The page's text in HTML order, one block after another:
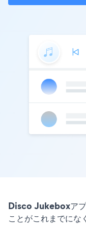
Disco Jukeboxア
ことがこれまでにな